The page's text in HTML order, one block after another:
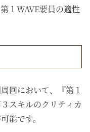
１WAVE要員の適性
回において、『第１
スキルのクリティカ
能です。